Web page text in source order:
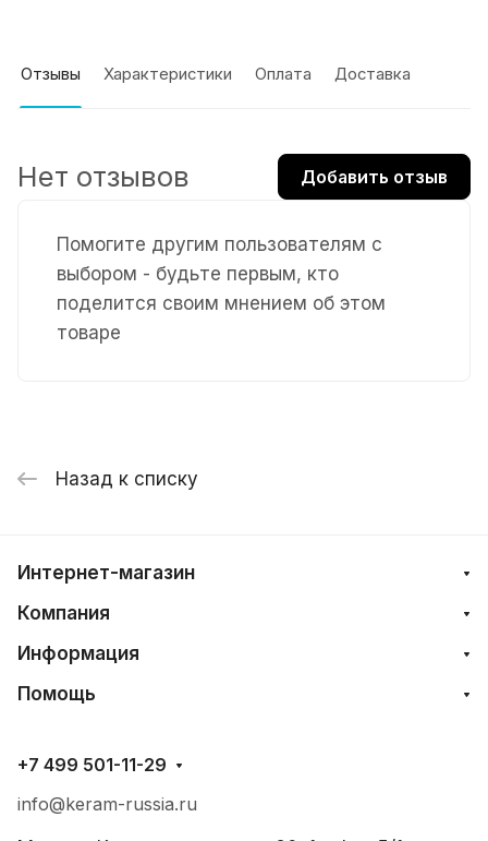
Отзывы Характеристики Оплата Доставка
Помогите другим пользователям с
выбором - будьте первым, кто
поделится своим мнением об этом
товаре
Нет отзывов Добавить отзыв
Назад к списку
Интернет-магазин
Компания
Информация
Помощь
+7 499 501-11-29
info@keram-russia.ru